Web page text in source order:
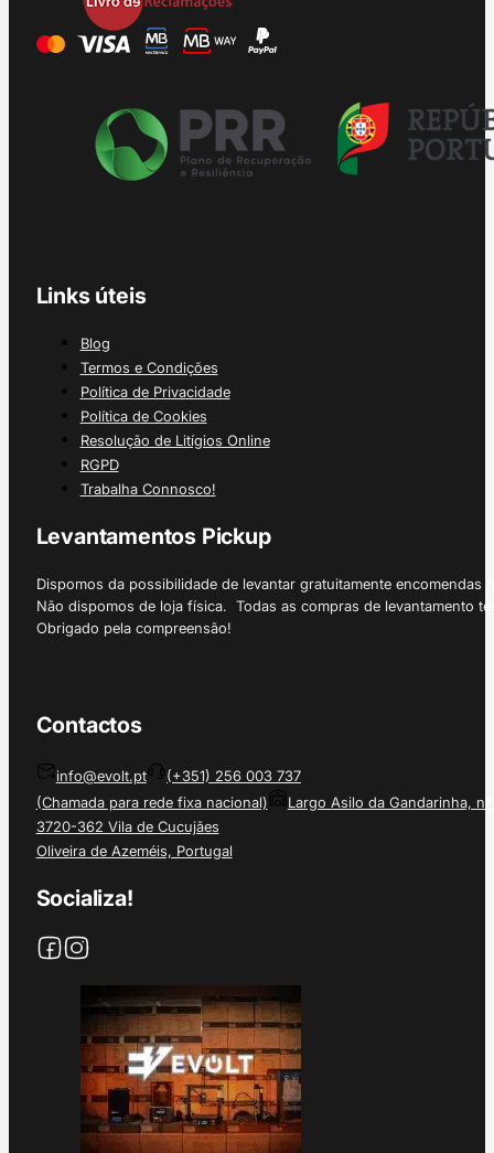
Links úteis
Blog
Termos e Condições
Política de Privacidade
Política de Cookies
Resolução de Litígios Online
RGPD
Trabalha Connosco!
Levantamentos Pickup
Dispomos da possibilidade de levantar gratuitamente
Não dispomos de loja física. Todas as compras de levantamento
Obrigado pela compreensão!
Contactos
info@evolt.pt
(+351) 256 003 737
(Chamada para rede fixa nacional)
Largo Asilo da Gandarinha, nº
3720-362 Vila de Cucujães
Oliveira de Azeméis, Portugal
Socializa!